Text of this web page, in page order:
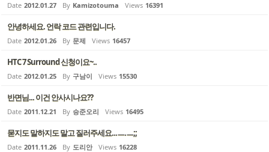
Date 2012.01.27 By Kamizotouma Views 16391
안녕하세요. 언락 코드 관련입니다.
Date 2012.01.26 By 문제 Views 16457
HTC 7 Surround 신청이요~..
Date 2012.01.25 By 구남이 Views 15530
반면님... 이건 안사시나요??
Date 2011.12.21 By 승준오리 Views 16495
묻지도 말하지도 말고 질러주세요...ㅡ.ㅡ;;
Date 2011.11.26 By 도리안 Views 16228